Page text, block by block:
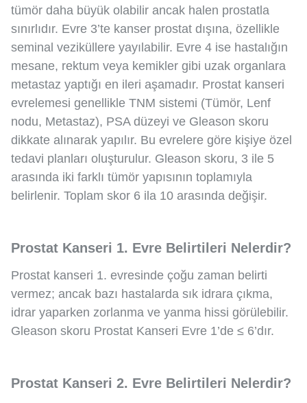
tümör daha büyük olabilir ancak halen prostatla
sınırlıdır. Evre 3’te kanser prostat dışına, özellikle
seminal veziküllere yayılabilir. Evre 4 ise hastalığın
mesane, rektum veya kemikler gibi uzak organlara
metastaz yaptığı en ileri aşamadır. Prostat kanseri
evrelemesi genellikle TNM sistemi (Tümör, Lenf
nodu, Metastaz), PSA düzeyi ve Gleason skoru
dikkate alınarak yapılır. Bu evrelere göre kişiye özel
tedavi planları oluşturulur. Gleason skoru, 3 ile 5
arasında iki farklı tümör yapısının toplamıyla
belirlenir. Toplam skor 6 ila 10 arasında değişir.
Prostat Kanseri 1. Evre Belirtileri Nelerdir?
Prostat kanseri 1. evresinde çoğu zaman belirti
vermez; ancak bazı hastalarda sık idrara çıkma,
idrar yaparken zorlanma ve yanma hissi görülebilir.
Gleason skoru Prostat Kanseri Evre 1’de ≤ 6’dır.
Prostat Kanseri 2. Evre Belirtileri Nelerdir?